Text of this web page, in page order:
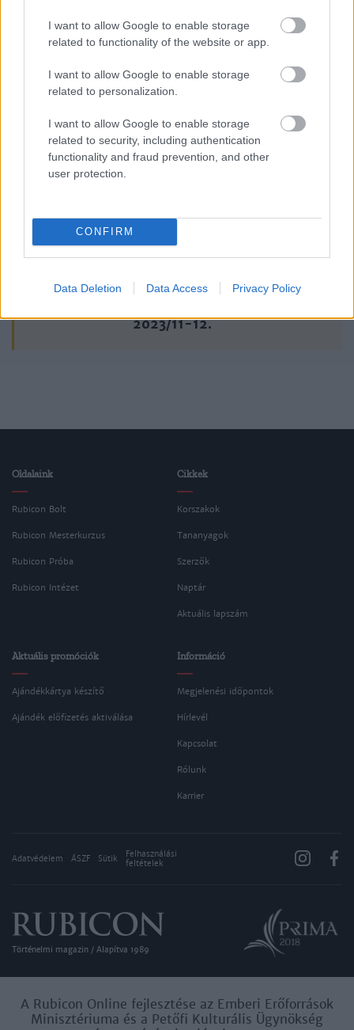
I want to allow Google to enable storage
related to functionality of the website or app.
I want to allow Google to enable storage
related to personalization.
I want to allow Google to enable storage
related to security, including authentication
functionality and fraud prevention, and other
user protection.
CONFIRM
Data Deletion Data Access Privacy Policy
Ismerje meg
A szerző cikkei
Lapszám
2023/11-12.
Oldalaink
Rubicon Bolt
Rubicon Mesterkurzus
Rubicon Próba
Rubicon Intézet
Cikkek
Korszakok
Tananyagok
Szerzők
Naptár
Aktuális lapszám
Aktuális promóciók
Ajándékkártya készítő
Ajándék előfizetés aktiválása
Információ
Megjelenési időpontok
Hírlevél
Kapcsolat
Rólunk
Karrier
Adatvédelem ÁSZF Sütik
Felhasználási
feltételek
Történelmi magazin / Alapítva 1989
A Rubicon Online fejlesztése az Emberi Erőforrások
Minisztériuma és a Petőfi Kulturális Ügynökség